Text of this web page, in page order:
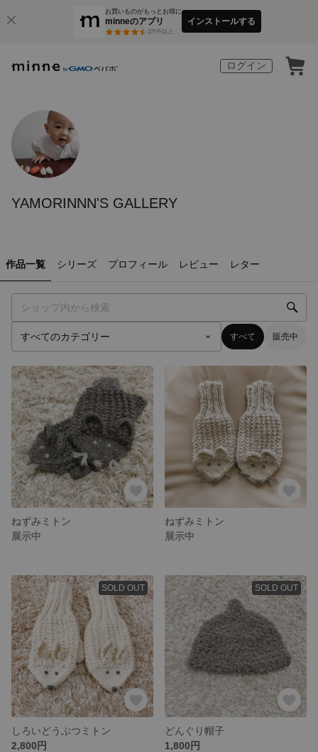
お買いものがもっとお得に
minneのアプリ
3万件以上
インストールする
ログイン
YAMORINNN'S GALLERY
作品一覧 シリーズ プロフィール レビュー レター
すべて 販売中
ねずみミトン
展示中
ねずみミトン
展示中
SOLD OUT
しろいどうぶつミトン
2,800円
SOLD OUT
どんぐり帽子
1,800円